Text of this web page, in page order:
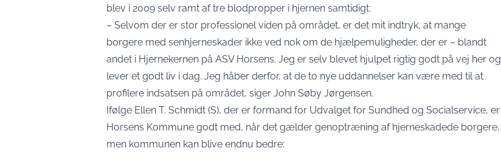
blev i 2009 selv ramt af tre blodpropper i hjernen samtidigt:
– Selvom der er stor professionel viden på området, er det mit indtryk, at mange
borgere med senhjerneskader ikke ved nok om de hjælpemuligheder, der er – blandt
andet i Hjernekernen på ASV Horsens. Jeg er selv blevet hjulpet rigtig godt på vej her og
lever et godt liv i dag. Jeg håber derfor, at de to nye uddannelser kan være med til at
profilere indsatsen på området, siger John Søby Jørgensen.
Ifølge Ellen T. Schmidt (S), der er formand for Udvalget for Sundhed og Socialservice, er
Horsens Kommune godt med, når det gælder genoptræning af hjerneskadede borgere,
men kommunen kan blive endnu bedre: